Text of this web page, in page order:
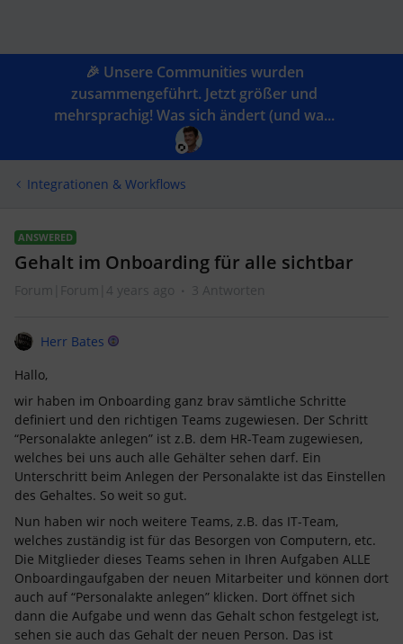
🎉 Unsere Communities wurden
zusammengeführt. Jetzt größer und
mehrsprachig! Was sich ändert (und wa...
Integrationen & Workflows
ANSWERED
Gehalt im Onboarding für alle sichtbar
Forum|Forum|4 years ago 3 Antworten
Herr Bates
Hallo,
wir haben im Onboarding ganz brav sämtliche Schritte
definiert und den richtigen Teams zugewiesen. Der Schritt
“Personalakte anlegen” ist z.B. dem HR-Team zugewiesen,
welches bei uns auch alle Gehälter sehen darf. Ein
Unterschritt beim Anlegen der Personalakte ist das Einstellen
des Gehaltes. So weit so gut.
Nun haben wir noch weitere Teams, z.B. das IT-Team,
welches zuständig ist für das Besorgen von Computern, etc.
Die Mitglieder dieses Teams sehen in Ihren Aufgaben ALLE
Onboardingaufgaben der neuen Mitarbeiter und können dort
auch auf “Personalakte anlegen” klicken. Dort öffnet sich
dann die Aufgabe und wenn das Gehalt schon festgelegt ist,
sehen sie auch das Gehalt der neuen Person. Das ist